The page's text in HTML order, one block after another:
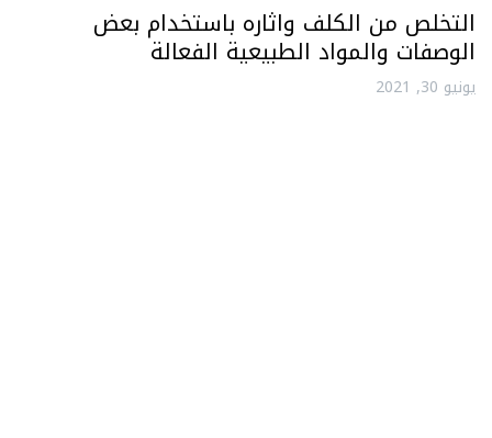
التخلص من الكلف واثاره باستخدام بعض
الوصفات والمواد الطبيعية الفعالة
يونيو 30, 2021